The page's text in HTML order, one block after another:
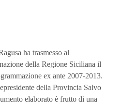
ha trasmesso al
della Regione Siciliana il
ex ante 2007-2013.
della Provincia Salvo
elaborato è frutto di una